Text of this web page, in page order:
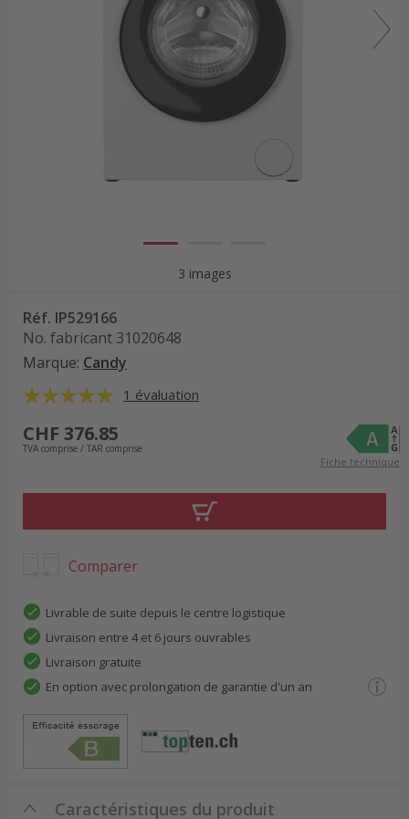
3 images
Réf. IP529166
No. fabricant 31020648
Marque: Candy
1 évaluation
CHF 376.85
TVA comprise / TAR comprise
Fiche technique
Comparer
Livrable de suite depuis le centre logistique
Livraison entre 4 et 6 jours ouvrables
Livraison gratuite
En option avec prolongation de garantie d'un an
Caractéristiques du produit